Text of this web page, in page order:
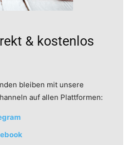
& kostenlos
bleiben mit unsere
auf allen Plattformen: